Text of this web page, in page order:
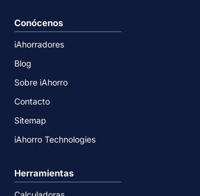
Conócenos
iAhorradores
Blog
Sobre iAhorro
Contacto
Sitemap
iAhorro Technologies
Herramientas